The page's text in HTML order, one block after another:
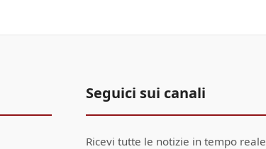
Seguici sui canali
Ricevi tutte le notizie in tempo reale